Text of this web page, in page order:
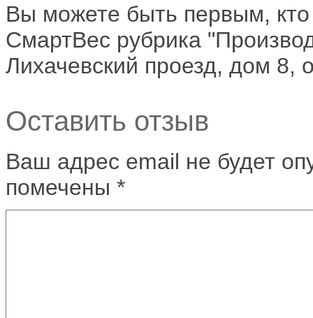
Вы можете быть первым,
СмартВес рубрика
Лихачевский проезд, дом 8,
Оставить отзыв
Ваш адрес email не будет
помечены *